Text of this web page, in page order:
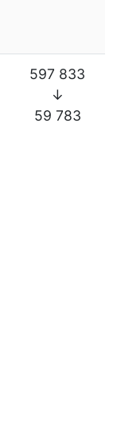
597 833
↓
59 783